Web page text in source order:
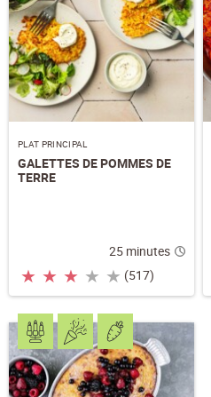
PLAT PRINCIPAL
GALETTES DE POMMES DE
TERRE
25 minutes
★ ★ ★ ★ ★ (517)